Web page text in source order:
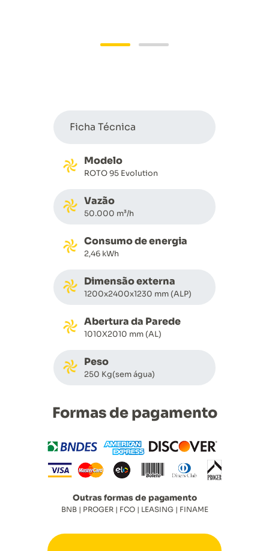
Ficha Técnica
Modelo
ROTO 95 Evolution
Vazão
50.000 m³/h
Consumo de energia
2,46 kWh
Dimensão externa
1200x2400x1230 mm (ALP)
Abertura da Parede
1010X2010 mm (AL)
Peso
250 Kg(sem água)
Formas de pagamento
Outras formas de pagamento
BNB | PROGER | FCO | LEASING | FINAME